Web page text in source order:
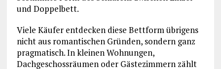
und Doppelbett.
Viele Käufer entdecken diese Bettform übrigens
nicht aus romantischen Gründen, sondern ganz
pragmatisch. In kleinen Wohnungen,
Dachgeschossräumen oder Gästezimmern zählt